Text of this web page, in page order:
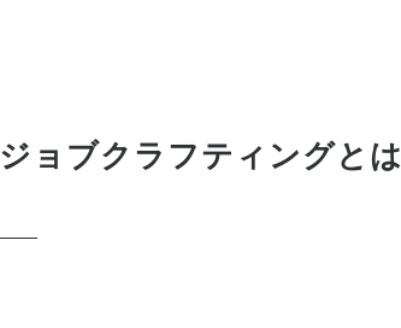
ジョブクラフティングとは